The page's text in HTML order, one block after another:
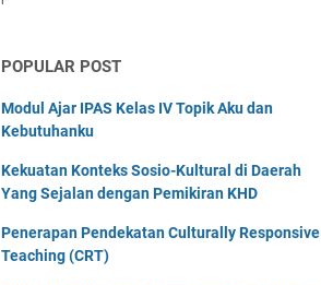
'
POPULAR POST
Modul Ajar IPAS Kelas IV Topik Aku dan
Kebutuhanku
Kekuatan Konteks Sosio-Kultural di Daerah
Yang Sejalan dengan Pemikiran KHD
Penerapan Pendekatan Culturally Responsive
Teaching (CRT)